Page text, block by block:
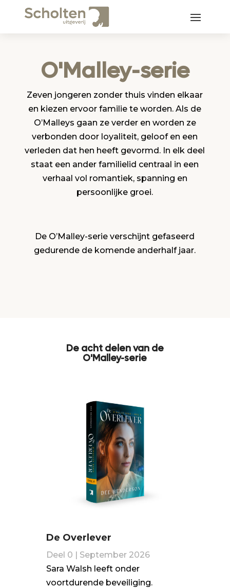
O'Malley-serie
Zeven jongeren zonder thuis vinden elkaar
en kiezen ervoor familie te worden. Als de
O’Malleys gaan ze verder en worden ze
verbonden door loyaliteit, geloof en een
verleden dat hen heeft gevormd. In elk deel
staat een ander familielid centraal in een
verhaal vol romantiek, spanning en
persoonlijke groei.
De O’Malley-serie verschijnt gefaseerd
gedurende de komende anderhalf jaar.
De acht delen van de
O'Malley-serie
De Overlever
Deel 0 | September 2026
Sara Walsh leeft onder
voortdurende beveiliging.